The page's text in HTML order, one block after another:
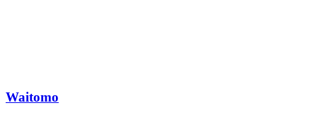
Waitomo